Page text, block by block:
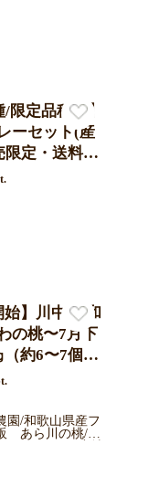
/限定品種入】
ーセット(産
限定・送料無
始】川中島 和
の桃〜7月下
約6〜7個）/
園/和歌山県産フ
あら川の桃/い